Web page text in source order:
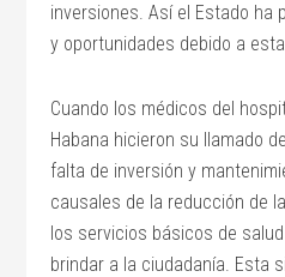
inversiones. Así el Estado ha
y oportunidades debido a
Cuando los médicos del
Habana hicieron su llamado
falta de inversión y
causales de la reducción de
los servicios básicos de
brindar a la ciudadanía. Esta